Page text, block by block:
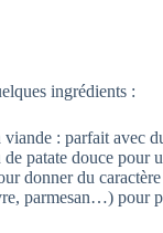
ingrédients :
viande : parfait avec
patate douce pour
donner du caractère
parmesan…) pour